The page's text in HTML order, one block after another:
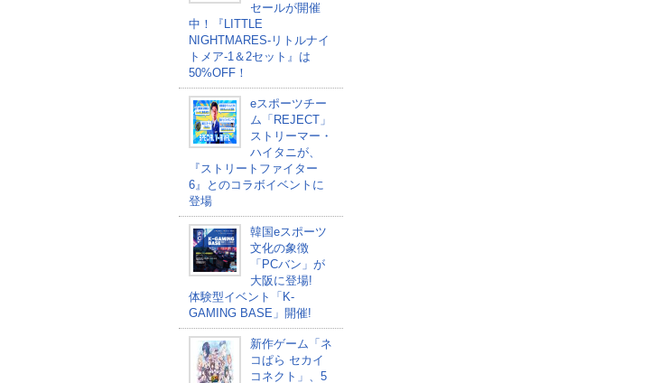
セールが開催
中！『LITTLE
NIGHTMARES-リトルナイ
トメア-1＆2セット』は
50%OFF！
eスポーツチー
ム「REJECT」
ストリーマー・
ハイタニが、
『ストリートファイター
6』とのコラボイベントに
登場
韓国eスポーツ
文化の象徴
「PCバン」が
大阪に登場!
体験型イベント「K-
GAMING BASE」開催!
新作ゲーム「ネ
コぱら セカイ
コネクト」、5